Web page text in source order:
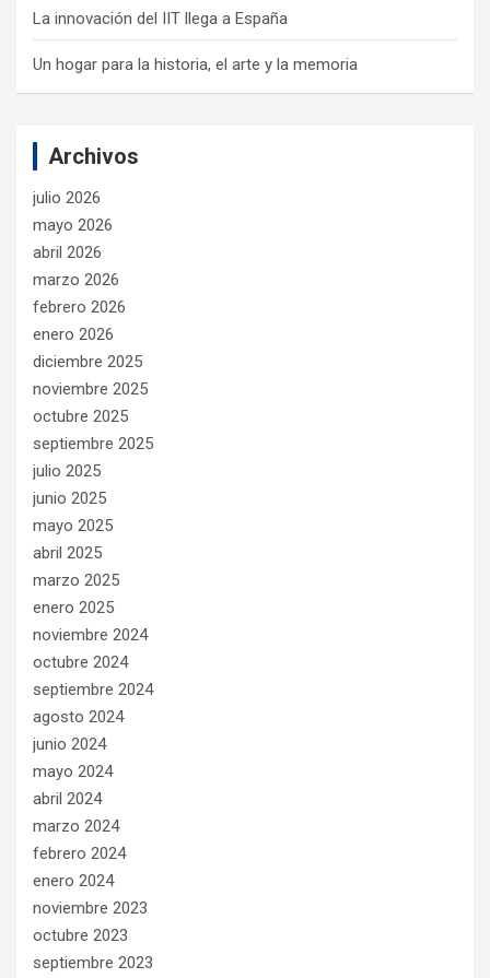
La innovación del IIT llega a España
Un hogar para la historia, el arte y la memoria
Archivos
julio 2026
mayo 2026
abril 2026
marzo 2026
febrero 2026
enero 2026
diciembre 2025
noviembre 2025
octubre 2025
septiembre 2025
julio 2025
junio 2025
mayo 2025
abril 2025
marzo 2025
enero 2025
noviembre 2024
octubre 2024
septiembre 2024
agosto 2024
junio 2024
mayo 2024
abril 2024
marzo 2024
febrero 2024
enero 2024
noviembre 2023
octubre 2023
septiembre 2023